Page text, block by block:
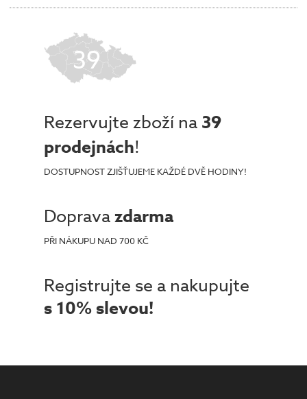
39
Rezervujte zboží na 39
prodejnách!
DOSTUPNOST ZJIŠŤUJEME KAŽDÉ DVĚ HODINY!
Dopravazdarma
PŘI NÁKUPU NAD 700 KČ
Registrujte se a nakupujte
s 10% slevou!